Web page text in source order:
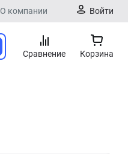
О компании Войти
Сравнение Корзина